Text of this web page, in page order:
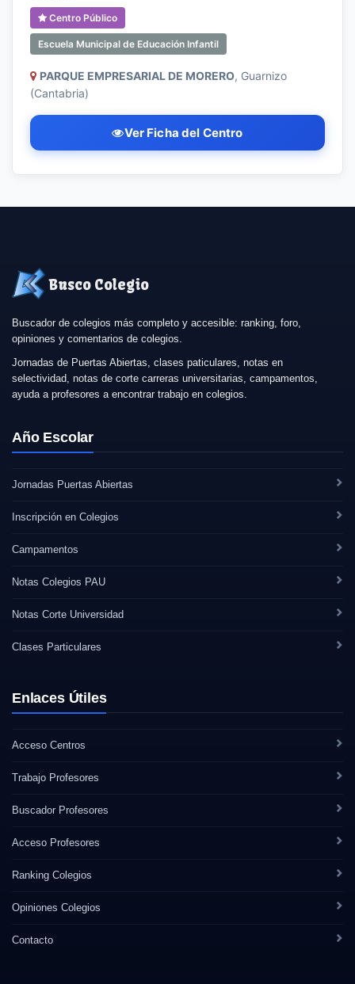
Centro Público
Escuela Municipal de Educación Infantil
PARQUE EMPRESARIAL DE MORERO, Guarnizo
(Cantabria)
Ver Ficha del Centro
Busco Colegio
Buscador de colegios más completo y accesible: ranking, foro,
opiniones y comentarios de colegios.
Jornadas de Puertas Abiertas, clases paticulares, notas en
selectividad, notas de corte carreras universitarias, campamentos,
ayuda a profesores a encontrar trabajo en colegios.
Año Escolar
Jornadas Puertas Abiertas
Inscripción en Colegios
Campamentos
Notas Colegios PAU
Notas Corte Universidad
Clases Particulares
Enlaces Útiles
Acceso Centros
Trabajo Profesores
Buscador Profesores
Acceso Profesores
Ranking Colegios
Opiniones Colegios
Contacto